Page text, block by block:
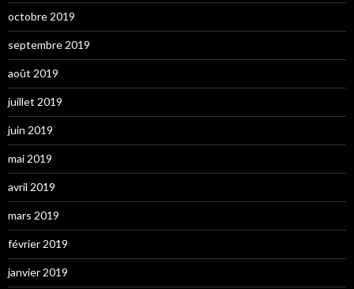
octobre 2019
septembre 2019
août 2019
juillet 2019
juin 2019
mai 2019
avril 2019
mars 2019
février 2019
janvier 2019